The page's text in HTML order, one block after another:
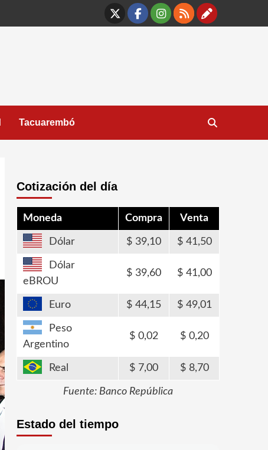
X Facebook
Instagram
RSS
Tacuarembó
Cotización del día
Moneda Compra Venta
Dólar 39,10 41,50
Dólar
eBROU
39,60 41,00
Euro 44,15 49,01
Peso
Argentino
0,02 0,20
Real 7,00 8,70
Fuente: Banco República
Estado del tiempo